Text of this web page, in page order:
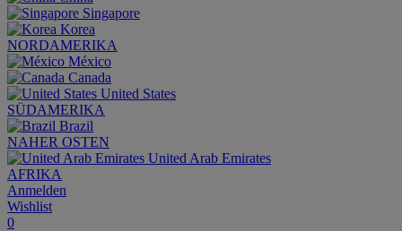
Singapore
Korea
NORDAMERIKA
México
Canada
United States
SÜDAMERIKA
Brazil
NAHER OSTEN
United Arab Emirates
AFRIKA
Anmelden
Wishlist
0